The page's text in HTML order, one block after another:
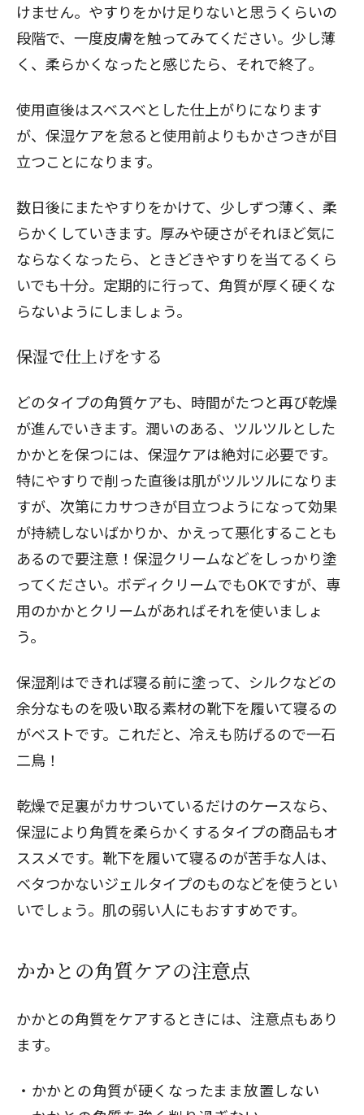
けません。やすりをかけ足りないと思うくらいの
段階で、一度皮膚を触ってみてください。少し薄
く、柔らかくなったと感じたら、それで終了。
使用直後はスベスベとした仕上がりになります
が、保湿ケアを怠ると使用前よりもかさつきが目
立つことになります。
数日後にまたやすりをかけて、少しずつ薄く、柔
らかくしていきます。厚みや硬さがそれほど気に
ならなくなったら、ときどきやすりを当てるくら
いでも十分。定期的に行って、角質が厚く硬くな
らないようにしましょう。
保湿で仕上げをする
どのタイプの角質ケアも、時間がたつと再び乾燥
が進んでいきます。潤いのある、ツルツルとした
かかとを保つには、保湿ケアは絶対に必要です。
特にやすりで削った直後は肌がツルツルになりま
すが、次第にカサつきが目立つようになって効果
が持続しないばかりか、かえって悪化することも
あるので要注意！保湿クリームなどをしっかり塗
ってください。ボディクリームでもOKですが、専
用のかかとクリームがあればそれを使いましょ
う。
保湿剤はできれば寝る前に塗って、シルクなどの
余分なものを吸い取る素材の靴下を履いて寝るの
がベストです。これだと、冷えも防げるので一石
二鳥！
乾燥で足裏がカサついているだけのケースなら、
保湿により角質を柔らかくするタイプの商品もオ
ススメです。靴下を履いて寝るのが苦手な人は、
ベタつかないジェルタイプのものなどを使うとい
いでしょう。肌の弱い人にもおすすめです。
かかとの角質ケアの注意点
かかとの角質をケアするときには、 注意点もあり
ます。
かかとの角質が硬くなったまま放置しない